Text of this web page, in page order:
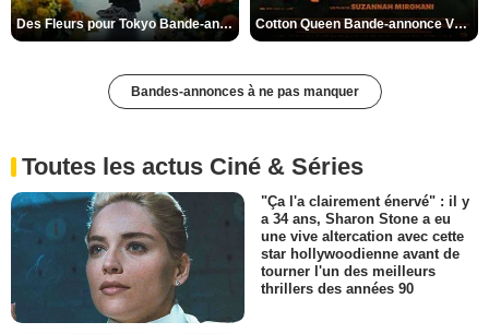
Des Fleurs pour Tokyo Bande-annonce VO STFR Cotton Queen Bande-annonce VO STFR
Bandes-annonces à ne pas manquer
Toutes les actus Ciné & Séries
"Ça l'a clairement énervé" : il y
a 34 ans, Sharon Stone a eu
une vive altercation avec cette
star hollywoodienne avant de
tourner l'un des meilleurs
thrillers des années 90